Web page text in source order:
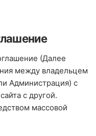
(Далее
между владельцем
Администрация) с
с другой.
массовой